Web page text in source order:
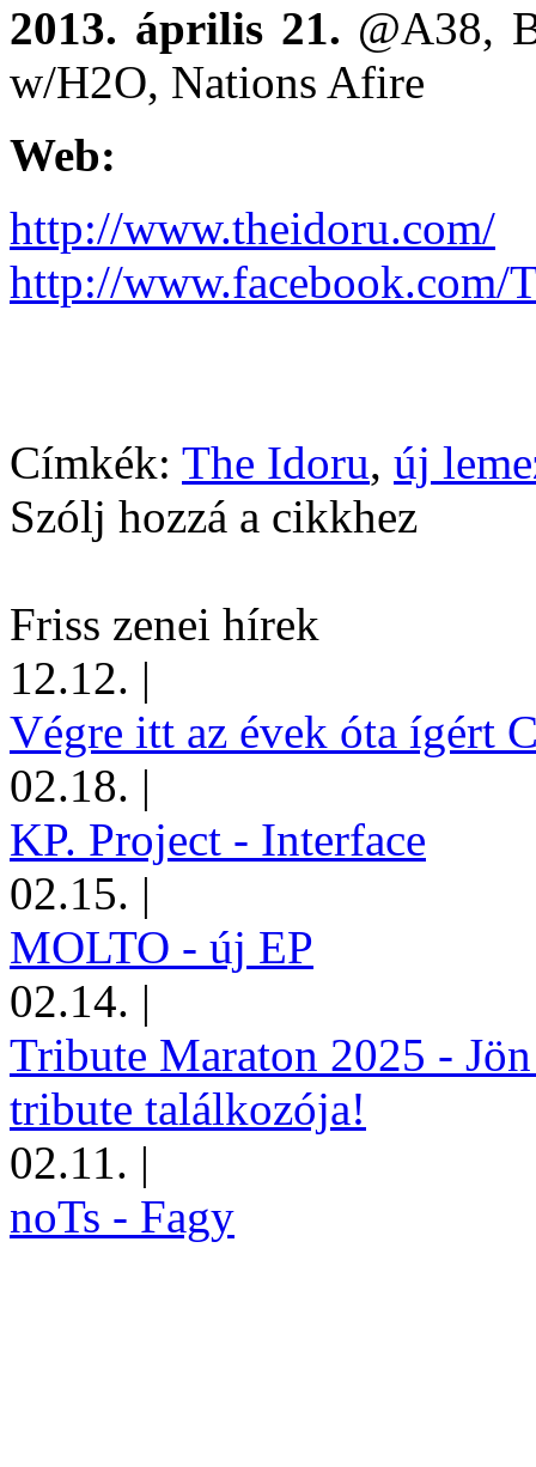
2013. április 21. @A38,
w/H2O, Nations Afire
Web:
http://www.theidoru.com/
http://www.facebook.com/
Címkék: The Idoru, új
Szólj hozzá a cikkhez
Friss zenei hírek
12.12. |
Végre itt az évek óta ígért
02.18. |
KP. Project - Interface
02.15. |
MOLTO - új EP
02.14. |
Tribute Maraton 2025 -
tribute találkozója!
02.11. |
noTs - Fagy